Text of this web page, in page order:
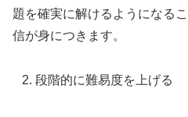
題を確実に解けるようになる
信が身につきます。
段階的に難易度を上げる